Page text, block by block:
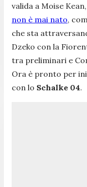
valida a Moise
non è mai nato,
che sta
Dzeko con la
tra preliminari e
Ora è pronto per
con lo Schalke 04.